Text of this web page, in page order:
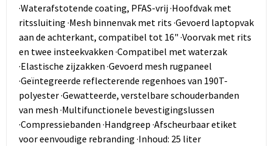
Gereedschap
Ademhalingsbescherming
Koffers en Trolleys
Sporttassen
Schoenentassen
Koeltassen en Koelboxen
Accessoires voor tassen
·Waterafstotende coating, PFAS-vrij ·Hoofdvak met
ritssluiting ·Mesh binnenvak met rits ·Gevoerd laptopvak
aan de achterkant, compatibel tot 16" ·Voorvak met rits
en twee insteekvakken ·Compatibel met waterzak
·Elastische zijzakken ·Gevoerd mesh rugpaneel
·Geïntegreerde reflecterende regenhoes van 190T-
polyester ·Gewatteerde, verstelbare schouderbanden
van mesh ·Multifunctionele bevestigingslussen
·Compressiebanden ·Handgreep ·Afscheurbaar etiket
voor eenvoudige rebranding ·Inhoud: 25 liter